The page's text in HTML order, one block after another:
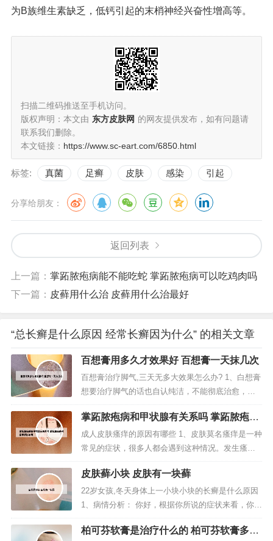
为B族维生素缺乏，低钙引起的末梢神经兴奋性增高等。
扫描二维码推送至手机访问。
版权声明：本文由 东方皮肤网 的网友提供发布，如有问题请
联系我们删除。
本文链接： https://www.sc-eart.com/6850.html
标签: 真菌 足癣 皮肤 感染 引起
分享给朋友：
返回列表
上一篇： 掌跖脓疱病能不能吃蛇 掌跖脓疱病可以吃鸡肉吗
下一篇： 皮藓用什么治 皮藓用什么治最好
“总长癣是什么原因 经常长癣因为什么” 的相关文章
百想膏用多久才效果好 百想膏一天抹几次
百想膏治疗脚气,三天无多大效果怎么办? 1、白想膏
想要治疗脚气的话也自认纯洁，不能彻底治愈，想
要治愈呀，我觉得还是要用药时间长一点，当然也
要看个体体质。2、可以用水杨酸泡脚，连续大约半
个月，约三天见效，缺点是脚板底皮肤会变粗脱
皮，不过脱皮后，可以相当长一段时间不用担心脚
气的问题，药店有售。3、清热祛...
掌跖脓疱病和甲状腺有关系吗 掌跖脓疱病
对指甲有影响吗
成人皮肤瘙痒的原因有哪些 1、皮肤莫名瘙痒是一种
常见的症状，很多人都会遇到这种情况。发生瘙痒
的原因可能有很多，比如干燥、过敏、药物副作用
等等。下面从不同角度来解释为什么皮肤会莫名瘙
痒。干燥是导致皮肤瘙痒的常见原因之一。2、肝胆
疾病。北京中医药大学附属东方医院消化内科副主
任医师胡立明说：“许多系统性疾...
皮肤藓小块 皮肤有一块藓
22岁女孩,冬天身体上一小块小块的长癣是什么原因
1、病情分析： 你好，根据你所说的症状来看，你应
该是患了体癣， 是由于真菌感染而引起的疾病。2、
如果是银白色干燥鳞屑可能是皮癣，不用担心，去
柏可芬软膏是治疗什么的 柏可芬软膏多少